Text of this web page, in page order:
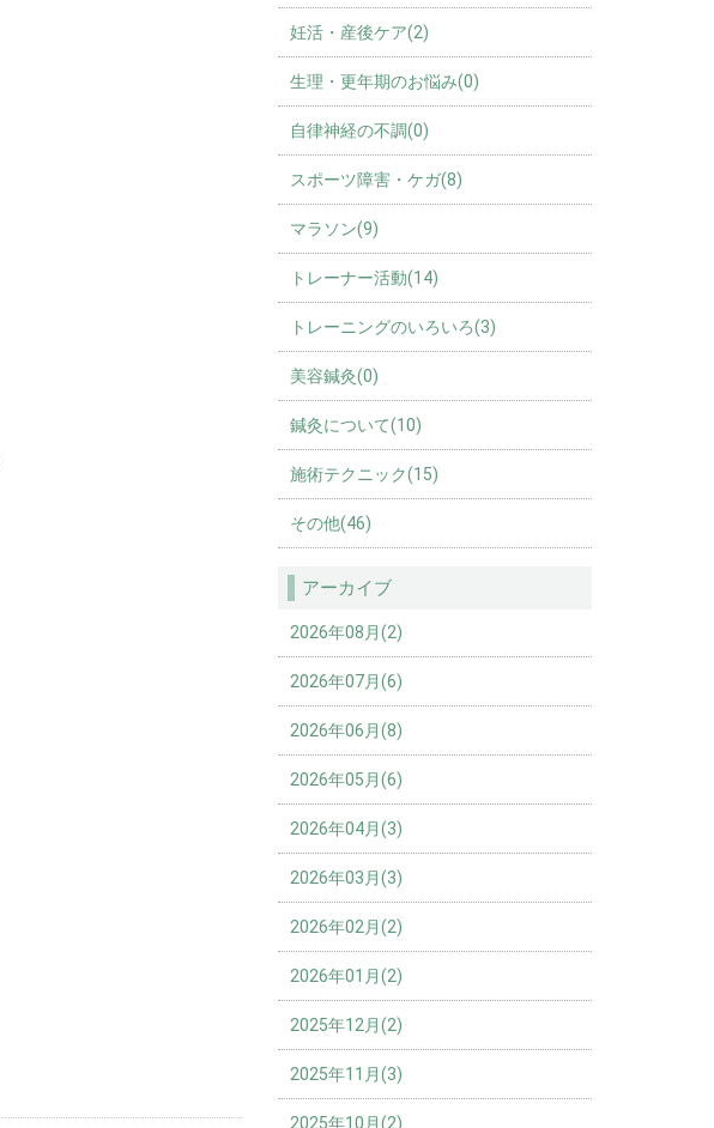
妊活・産後ケア(2)
生理・更年期のお悩み(0)
自律神経の不調(0)
スポーツ障害・ケガ(8)
マラソン(9)
トレーナー活動(14)
トレーニングのいろいろ(3)
美容鍼灸(0)
鍼灸について(10)
施術テクニック(15)
その他(46)
アーカイブ
2026年08月(2)
2026年07月(6)
2026年06月(8)
2026年05月(6)
2026年04月(3)
2026年03月(3)
2026年02月(2)
2026年01月(2)
2025年12月(2)
2025年11月(3)
2025年10月(2)